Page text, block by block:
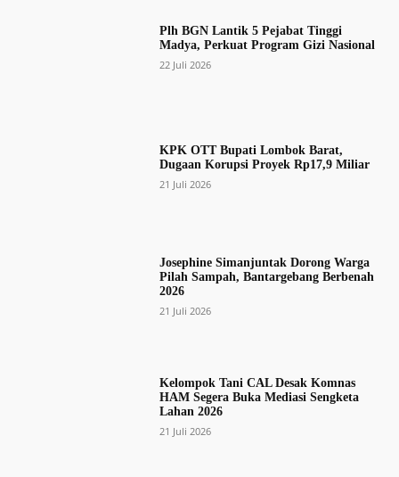
Plh BGN Lantik 5 Pejabat Tinggi
Madya, Perkuat Program Gizi Nasional
22 Juli 2026
KPK OTT Bupati Lombok Barat,
Dugaan Korupsi Proyek Rp17,9 Miliar
21 Juli 2026
Josephine Simanjuntak Dorong Warga
Pilah Sampah, Bantargebang Berbenah
2026
21 Juli 2026
Kelompok Tani CAL Desak Komnas
HAM Segera Buka Mediasi Sengketa
Lahan 2026
21 Juli 2026